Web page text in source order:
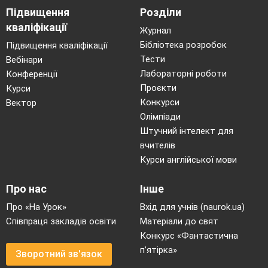
-Назвіть за ілюстрацією джерела енергії,
знаходяться під землею та на її поверхні.
Обмін інформацією
Вправа «Крісло автора»
Загадки
Тетянка приготувала загадки про
природні тіла.
Підвищення
кваліфікації
Підвищення кваліфікації
Вебінари
Конференції
Курси
Вектор
Розділи
Журнал
Бібліотека розробок
Тести
Лабораторні роботи
Проєкти
Конкурси
Олімпіади
Штучний інтелект для
вчителів
Курси англійської мови
Про нас
Про «На Урок»
Співпраця закладів освіти
Зворотний зв'язок
Інше
Вхід для учнів (naurok.ua)
Матеріали до свят
Конкурс «Фантастична
п’ятірка»